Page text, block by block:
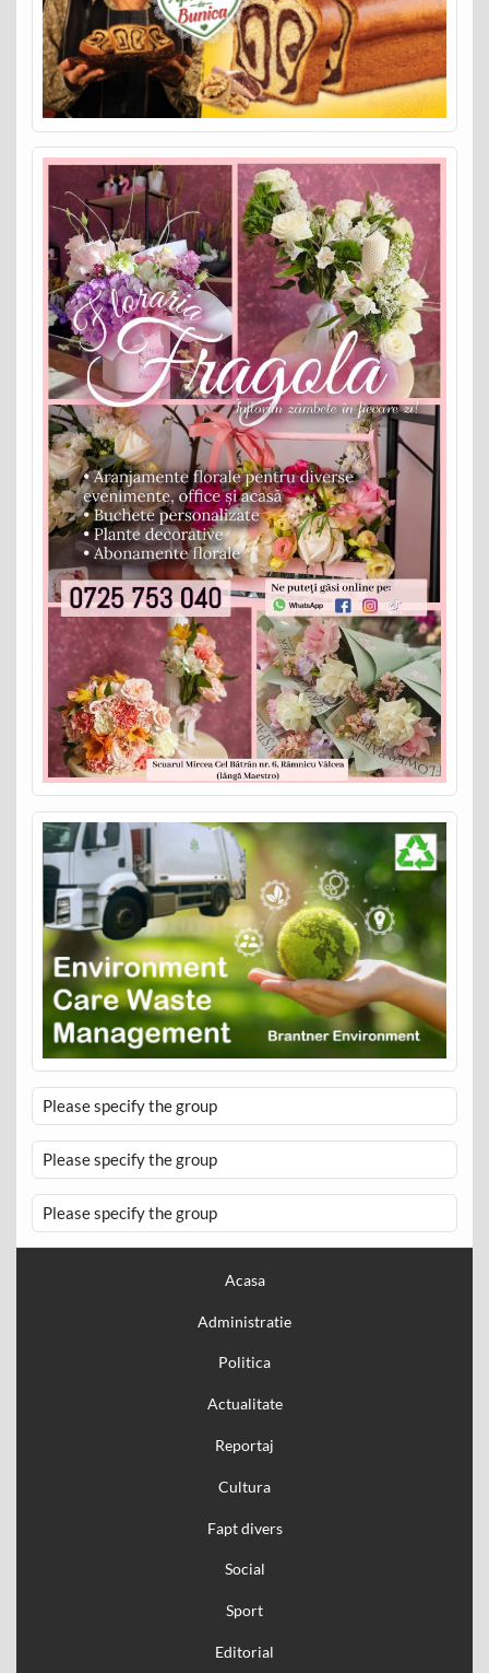
Please specify the group
Please specify the group
Please specify the group
Acasa
Administratie
Politica
Actualitate
Reportaj
Cultura
Fapt divers
Social
Sport
Editorial